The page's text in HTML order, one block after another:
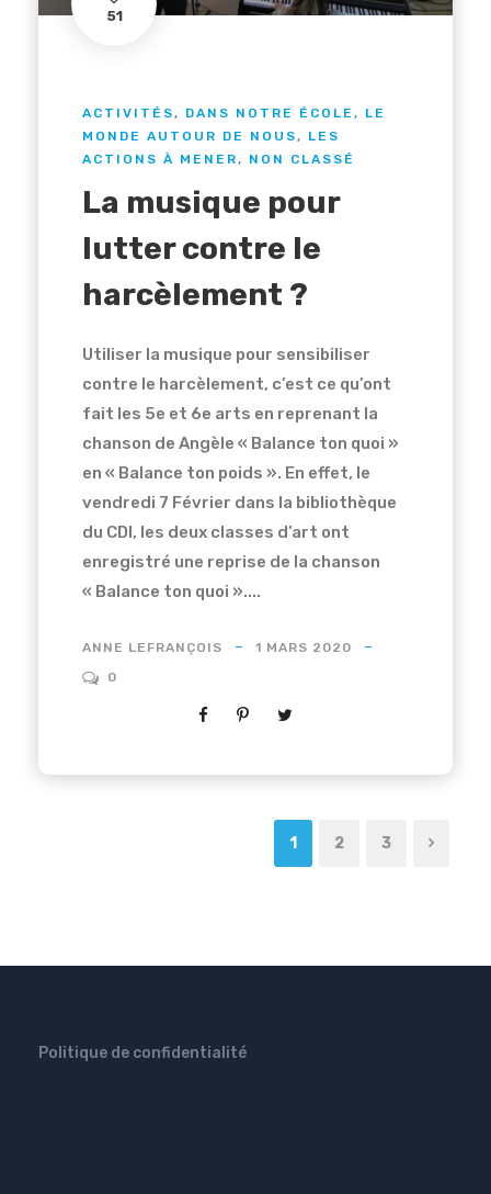
51
ACTIVITÉS, DANS NOTRE ÉCOLE , LE
MONDE AUTOUR DE NOUS, LES
ACTIONS À MENER, NON CLASSÉ
La musique pour
lutter contre le
harcèlement ?
Utiliser la musique pour sensibiliser
contre le harcèlement, c’est ce qu’ont
fait les 5e et 6e arts en reprenant la
chanson de Angèle « Balance ton quoi »
en « Balance ton poids ». En effet, le
vendredi 7 Février dans la bibliothèque
du CDI, les deux classes d’art ont
enregistré une reprise de la chanson
« Balance ton quoi »....
ANNE LEFRANÇOIS
1 MARS 2020
0
1 2 3
Politique de confidentialité